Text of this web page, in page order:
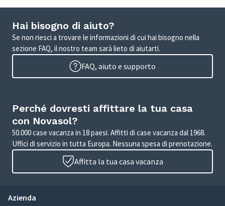
Hai bisogno di aiuto?
Se non riesci a trovare le informazioni di cui hai bisogno nella
sezione FAQ, il nostro team sarà lieto di aiutarti.
FAQ, aiuto e supporto
Perché dovresti affittare la tua casa
con Novasol?
50.000 case vacanza in 18 paesi. Affitti di case vacanza dal 1968.
Uffici di servizio in tutta Europa. Nessuna spesa di prenotazione.
Affitta la tua casa vacanza
Azienda